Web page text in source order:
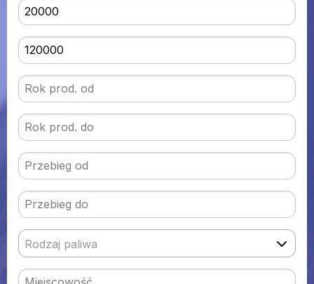
Rodzaj paliwa